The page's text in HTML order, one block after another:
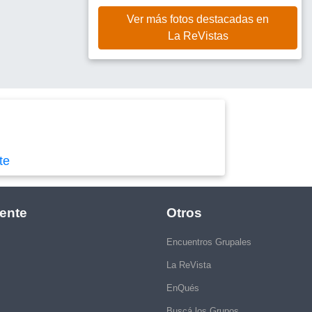
Ver más fotos destacadas en
La ReVistas
Otros
Encuentros Grupales
La ReVista
EnQués